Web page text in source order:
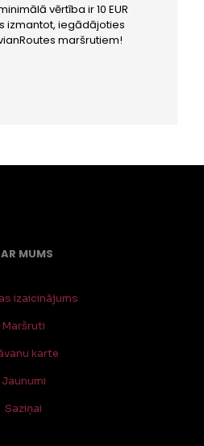
vērtība ir 10 EUR
izmantot, iegādājoties
maršrutiem!
MUMS
izaicinājums
Maršruti
karte
Jaunumi
Saziņai